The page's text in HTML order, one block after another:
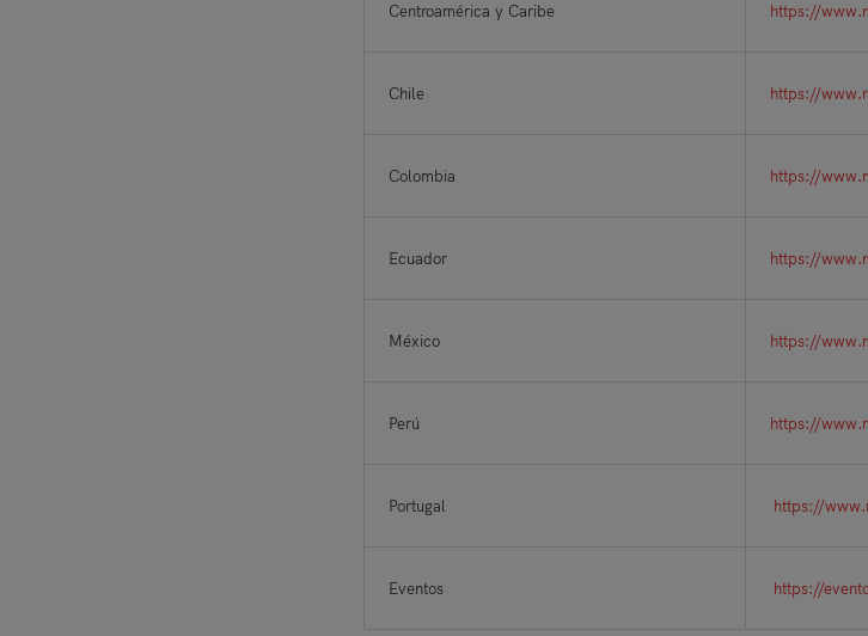
Centroamérica y Caribe https://
Chile https://
Colombia https://
Ecuador https://
México https://
Perú https://
Portugal https://
Eventos https://